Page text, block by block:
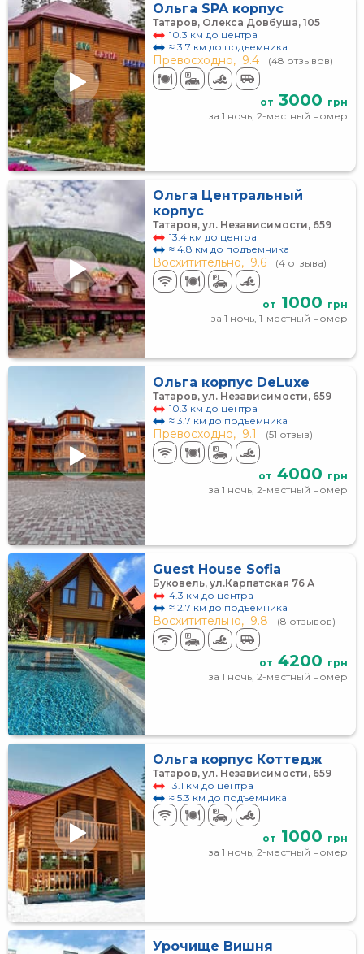
Ольга SPA корпус
Татаров, Олекса Довбуша, 105
10.3 км до центра
≈ 3.7 км до подъемника
Превосходно, 9.4 (48 отзывов)
от 3000 грн
за 1 ночь, 2-местный номер
Ольга Центральный
корпус
Татаров, ул. Независимости, 659
13.4 км до центра
≈ 4.8 км до подъемника
Восхитительно, 9.6 (4 отзыва)
от 1000 грн
за 1 ночь, 1-местный номер
Ольга корпус DeLuxe
Татаров, ул. Независимости, 659
10.3 км до центра
≈ 3.7 км до подъемника
Превосходно, 9.1 (51 отзыв)
от 4000 грн
за 1 ночь, 2-местный номер
Guest House Sofia
Буковель, ул.Карпатская 76 А
4.3 км до центра
≈ 2.7 км до подъемника
Восхитительно, 9.8 (8 отзывов)
от 4200 грн
за 1 ночь, 2-местный номер
Ольга корпус Коттедж
Татаров, ул. Независимости, 659
13.1 км до центра
≈ 5.3 км до подъемника
от 1000 грн
за 1 ночь, 2-местный номер
Урочище Вишня